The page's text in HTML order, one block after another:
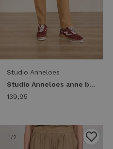
Studio Anneloes
Studio Anneloes anne bonded trousers 14044 Broek 8400 camel
139,95
1/2